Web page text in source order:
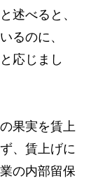
述べると、
るのに、
応じまし
果実を賃上
、賃上げに
の内部留保